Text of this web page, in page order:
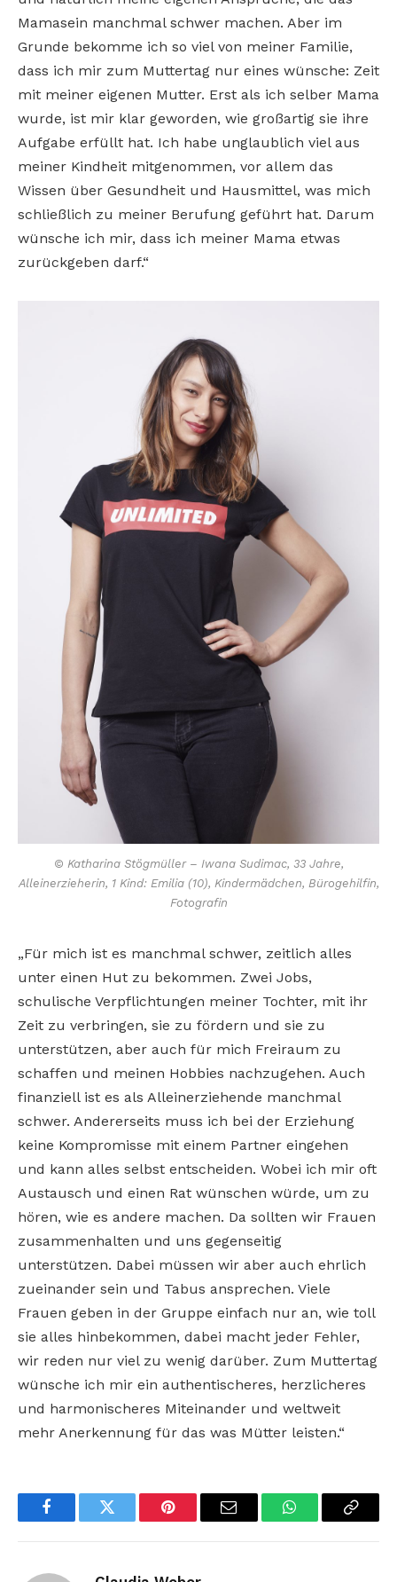
Mamasein manchmal schwer machen. Aber im
Grunde bekomme ich so viel von meiner Familie,
dass ich mir zum Muttertag nur eines wünsche: Zeit
mit meiner eigenen Mutter. Erst als ich selber Mama
wurde, ist mir klar geworden, wie großartig sie ihre
Aufgabe erfüllt hat. Ich habe unglaublich viel aus
meiner Kindheit mitgenommen, vor allem das
Wissen über Gesundheit und Hausmittel, was mich
schließlich zu meiner Berufung geführt hat. Darum
wünsche ich mir, dass ich meiner Mama etwas
zurückgeben darf.“
© Katharina Stögmüller – Iwana Sudimac, 33 Jahre,
Alleinerzieherin, 1 Kind: Emilia (10), Kindermädchen, Bürogehilfin,
Fotografin
„Für mich ist es manchmal schwer, zeitlich alles
unter einen Hut zu bekommen. Zwei Jobs,
schulische Verpflichtungen meiner Tochter, mit ihr
Zeit zu verbringen, sie zu fördern und sie zu
unterstützen, aber auch für mich Freiraum zu
schaffen und meinen Hobbies nachzugehen. Auch
finanziell ist es als Alleinerziehende manchmal
schwer. Andererseits muss ich bei der Erziehung
keine Kompromisse mit einem Partner eingehen
und kann alles selbst entscheiden. Wobei ich mir oft
Austausch und einen Rat wünschen würde, um zu
hören, wie es andere machen. Da sollten wir Frauen
zusammenhalten und uns gegenseitig
unterstützen. Dabei müssen wir aber auch ehrlich
zueinander sein und Tabus ansprechen. Viele
Frauen geben in der Gruppe einfach nur an, wie toll
sie alles hinbekommen, dabei macht jeder Fehler,
wir reden nur viel zu wenig darüber. Zum Muttertag
wünsche ich mir ein authentischeres, herzlicheres
und harmonischeres Miteinander und weltweit
mehr Anerkennung für das was Mütter leisten.“
FacebookTwitter Pinterest Email WhatsAppCopy